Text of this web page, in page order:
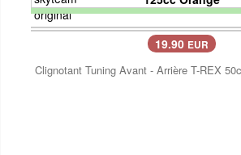
19.90 EUR
Clignotant Tuning Avant - Arrière T-REX